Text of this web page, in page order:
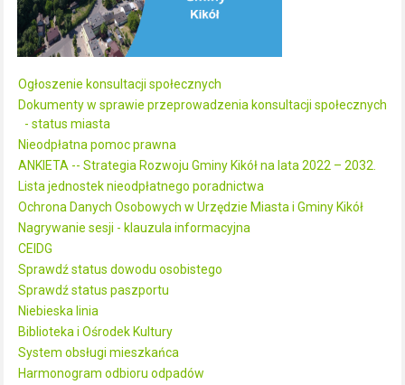
Ogłoszenie konsultacji społecznych
Dokumenty w sprawie przeprowadzenia konsultacji społecznych
- status miasta
Nieodpłatna pomoc prawna
ANKIETA -- Strategia Rozwoju Gminy Kikół na lata 2022 – 2032.
Lista jednostek nieodpłatnego poradnictwa
Ochrona Danych Osobowych w Urzędzie Miasta i Gminy Kikół
Nagrywanie sesji - klauzula informacyjna
CEIDG
Sprawdź status dowodu osobistego
Sprawdź status paszportu
Niebieska linia
Biblioteka i Ośrodek Kultury
System obsługi mieszkańca
Harmonogram odbioru odpadów